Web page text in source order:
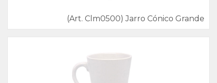
(Art. Clm0500) Jarro Cónico Grande